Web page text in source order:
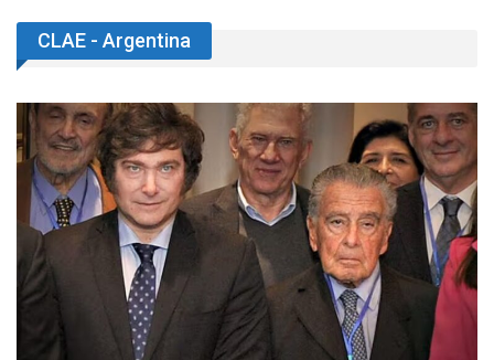
CLAE - Argentina